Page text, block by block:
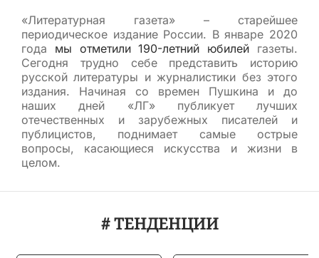
«Литературная газета» – старейшее
периодическое издание России. В январе 2020
года мы отметили 190-летний юбилей газеты.
Сегодня трудно себе представить историю
русской литературы и журналистики без этого
издания. Начиная со времен Пушкина и до
наших дней «ЛГ» публикует лучших
отечественных и зарубежных писателей и
публицистов, поднимает самые острые
вопросы, касающиеся искусства и жизни в
целом.
# ТЕНДЕНЦИИ